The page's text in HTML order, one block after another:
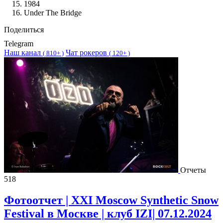
1984
Under The Bridge
Поделиться
Telegram
Наш канал ( 810+ ) Чат рокеров ( 120+ )
Отчеты
518
Фотоотчет | XXI Moscow Synthetic Snow
Festival в Москве | клуб IZI| 07.12.2024